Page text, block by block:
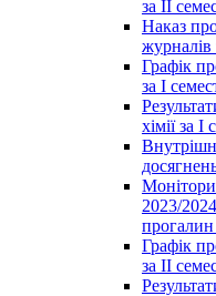
за ІІ
Наказ
журналів
Графік
за І
хімії за
2023/
Графік
за ІІ